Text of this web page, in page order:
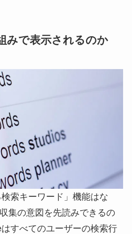
みで表示されるのか
索キーワード」機能はな
集の意図を先読みできるの
すべてのユーザーの検索行